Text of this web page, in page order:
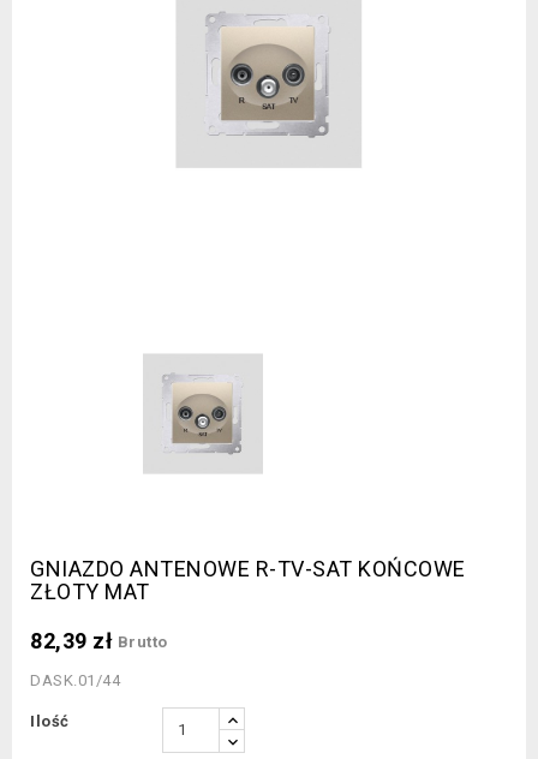
GNIAZDO ANTENOWE R-TV-SAT KOŃCOWE
ZŁOTY MAT
82,39 zł Brutto
DASK.01/44
Ilość